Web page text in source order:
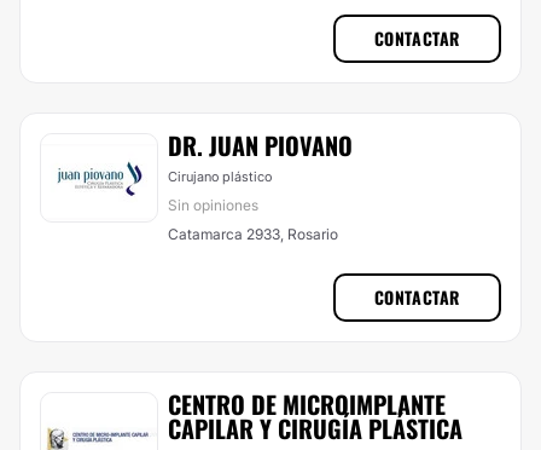
CONTACTAR
DR. JUAN PIOVANO
Cirujano plástico
Sin opiniones
Catamarca 2933, Rosario
CONTACTAR
CENTRO DE MICROIMPLANTE
CAPILAR Y CIRUGÍA PLÁSTICA